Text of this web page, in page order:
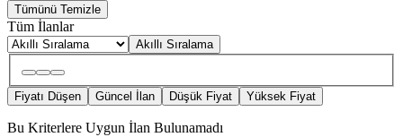
Tümünü Temizle
Tüm İlanlar
Akıllı Sıralama
Fiyatı Düşen Güncel İlan Düşük Fiyat Yüksek Fiyat
Bu Kriterlere Uygun İlan Bulunamadı